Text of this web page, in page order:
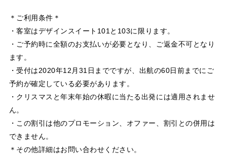
＊ご利用条件＊
・客室はデザインスイート101と103に限ります。
・ご予約時に全額のお支払いが必要となり、ご返金不可となり
ます。
・受付は2020年12月31日までですが、出航の60日前までにご
予約が確定している必要があります。
・クリスマスと年末年始の休暇に当たる出発には適用されませ
ん。
・この割引は他のプロモーション、オファー、割引との併用は
できません。
＊その他詳細はお問い合わせください。